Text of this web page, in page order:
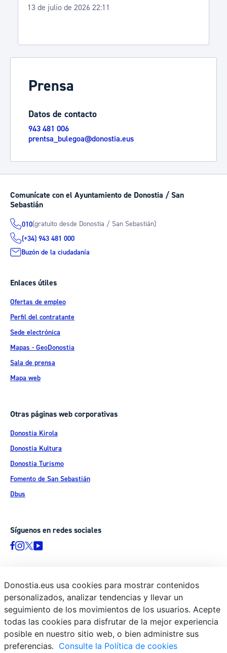
13 de julio de 2026 22:11
Prensa
Datos de contacto
943 481 006
prentsa_bulegoa@donostia.eus
Comunícate con el Ayuntamiento de Donostia / San
Sebastián
010(gratuito desde Donostia / San Sebastián)
(+34) 943 481 000
Buzón de la ciudadanía
Enlaces útiles
Ofertas de empleo
Perfil del contratante
Sede electrónica
Mapas - GeoDonostia
Sala de prensa
Mapa web
Otras páginas web corporativas
Donostia Kirola
Donostia Kultura
Donostia Turismo
Fomento de San Sebastián
Dbus
Síguenos en redes sociales
© Donostiako Udala - Ayuntamiento de Donostia / San Sebastián
Ijentea 1, 20003 Donostia / San Sebastián
Aviso legal
Política de privacidad
Política de cookies
Donostia.eus usa cookies para mostrar contenidos
personalizados, analizar tendencias y llevar un
seguimiento de los movimientos de los usuarios. Acepte
todas las cookies para disfrutar de la mejor experiencia
posible en nuestro sitio web, o bien administre sus
preferencias. Consulte la Política de cookies